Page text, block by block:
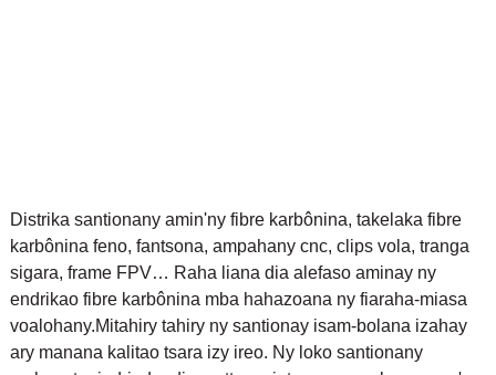
Distrika santionany amin'ny fibre karbônina, takelaka fibre
karbônina feno, fantsona, ampahany cnc, clips vola, tranga
sigara, frame FPV… Raha liana dia alefaso aminay ny
endrikao fibre karbônina mba hahazoana ny fiaraha-miasa
voalohany.Mitahiry tahiry ny santionay isam-bolana izahay
ary manana kalitao tsara izy ireo. Ny loko santionany